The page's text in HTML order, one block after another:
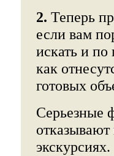
2. Теперь
если вам
искать и
как
готовых
Серьезные
экскурсиях.